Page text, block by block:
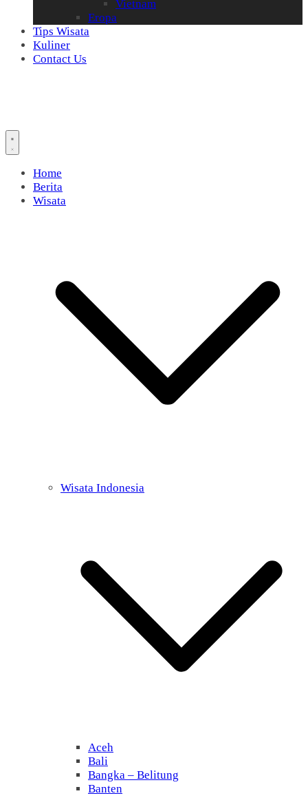
Vietnam
Eropa
Tips Wisata
Kuliner
Contact Us
Home
Berita
Wisata
Wisata Indonesia
Aceh
Bali
Bangka – Belitung
Banten